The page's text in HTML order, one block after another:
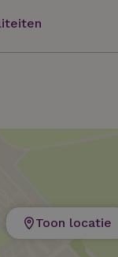
Toon locatie